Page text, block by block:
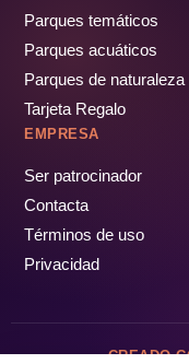
Parques temáticos
Parques acuáticos
Parques de naturaleza
Tarjeta Regalo
EMPRESA
Ser patrocinador
Contacta
Términos de uso
Privacidad
CREADO